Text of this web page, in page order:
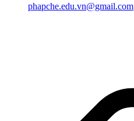
phapche.edu.vn@gmail.com